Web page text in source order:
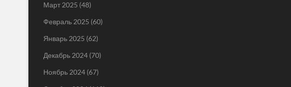
Март 2025 (48)
Февраль 2025 (60)
Январь 2025 (62)
Декабрь 2024 (70)
Ноябрь 2024 (67)